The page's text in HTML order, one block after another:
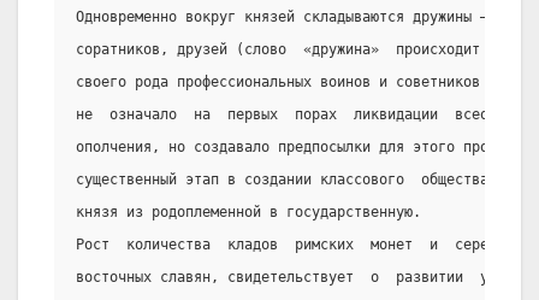
Одновременно вокруг князей складываются дружины —
соратников, друзей (слово  «дружина»  происходит  от
своего рода профессиональных воинов и советников
не  означало  на  первых  порах  ликвидации
ополчения, но создавало предпосылки для этого
существенный этап в создании классового  общества  и
князя из родоплеменной в государственную.
Рост  количества  кладов  римских  монет  и  серебра,
восточных славян, свидетельствует  о  развитии  у